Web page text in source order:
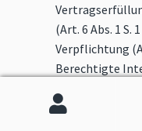
(Art. 6 Abs. 1 S.
Verpflichtung
Berechtigte